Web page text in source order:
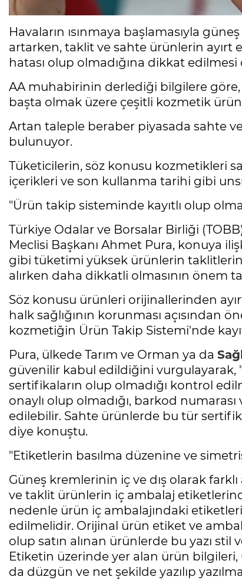
Havaların ısınmaya başlamasıyla
artarken, taklit ve sahte ürünlerin ayırt
hatası olup olmadığına dikkat
AA muhabirinin derlediği bilgilere göre,
başta olmak üzere çeşitli kozmetik
Artan taleple beraber piyasada sahte
bulunuyor.
Tüketicilerin, söz konusu kozmetikleri
içerikleri ve son kullanma tarihi gibi
"Ürün takip sisteminde kayıtlı olup
Türkiye Odalar ve Borsalar Birliği
Meclisi Başkanı Ahmet Pura, konuya
gibi tüketimi yüksek ürünlerin
alırken daha dikkatli olmasının önem
Söz konusu ürünleri orijinallerinden
halk sağlığının korunması açısından
kozmetiğin Ürün Takip Sistemi'nde
Pura, ülkede Tarım ve Orman ya da
güvenilir kabul edildiğini vurgulayarak,
sertifikaların olup olmadığı kontrol
onaylı olup olmadığı, barkod
edilebilir. Sahte ürünlerde bu tür
diye konuştu.
"Etiketlerin basılma düzenine ve
Güneş kremlerinin iç ve dış olarak
ve taklit ürünlerin iç ambalaj
nedenle ürün iç ambalajındaki
edilmelidir. Orijinal ürün etiket ve
olup satın alınan ürünlerde bu yazı stil
Etiketin üzerinde yer alan ürün
da düzgün ve net şekilde yazılıp